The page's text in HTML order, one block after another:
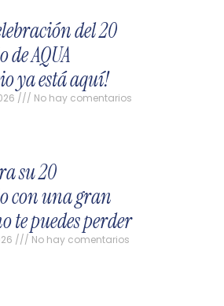
del 20
AQUA
ya está aquí!
No hay comentarios
su 20
con una gran
te puedes perder
No hay comentarios